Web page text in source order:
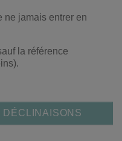
ne jamais entrer en
la référence
DÉCLINAISONS